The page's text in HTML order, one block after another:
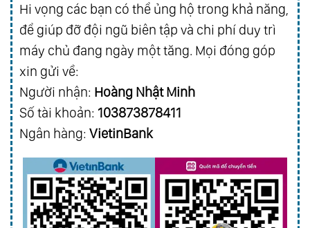
Hi vọng các bạn có thể ủng hộ trong khả năng,
để giúp đỡ đội ngũ biên tập và chi phí duy trì
máy chủ đang ngày một tăng. Mọi đóng góp
xin gửi về:
Người nhận: Hoàng Nhật Minh
Số tài khoản: 103873878411
Ngân hàng: VietinBank